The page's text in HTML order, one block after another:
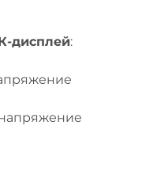
дисплей: